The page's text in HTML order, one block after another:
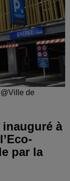
de
à
par la